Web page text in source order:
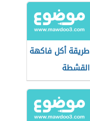
طريقة أكل فاكهة
القشطة